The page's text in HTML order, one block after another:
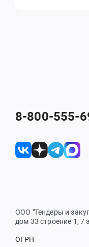
8-800-555-
ООО "Тендеры и
дом 33 строение 1, 7
ОГРН